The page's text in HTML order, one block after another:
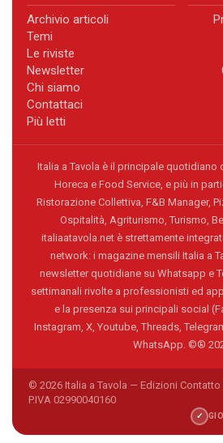
Archivio articoli
Temi
Le riviste
Newsletter
Chi siamo
Contattaci
Più letti
Italia a Tavola è il principale quotidiano
Horeca e Food Service, e più in
Ristorazione Collettiva, F&B Manager,
Ospitalità, Agriturismo, Turismo,
italiaatavola.net è strettamente
network: i magazine mensili Italia a
newsletter quotidiane su Whatsapp e
settimanali rivolte a professionisti ed
e la presenza sui principali social
Instagram, X, Youtube, Threads,
WhatsApp. ©®
© 2026 Italia a Tavola — Edizioni
P.IVA 02990040160
✓